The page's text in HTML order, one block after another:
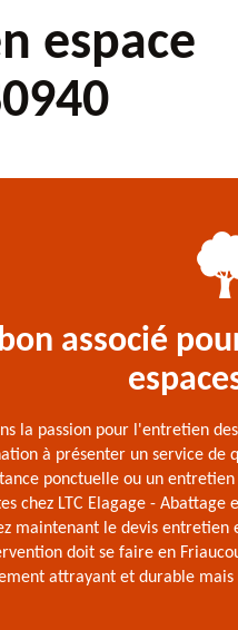
espace
associé
la passion pour l'entretien
à présenter un service de
ponctuelle ou un
chez LTC Elagage -
maintenant le devis
doit se faire en
attrayant et durable